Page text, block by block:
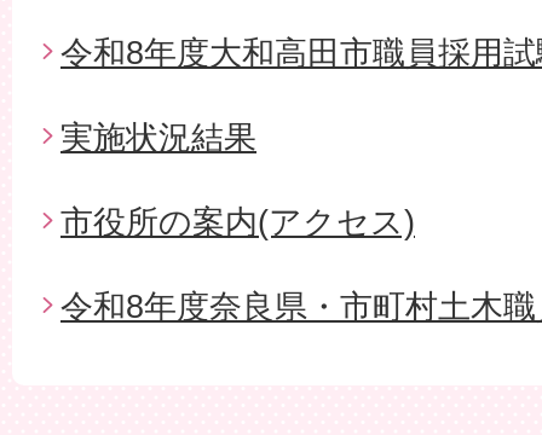
令和8年度大和高田市職員採用
実施状況結果
市役所の案内(アクセス)
令和8年度奈良県・市町村土木